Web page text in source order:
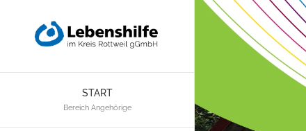
springen
START
Bereich Angehörige